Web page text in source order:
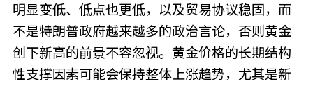
明显变低、低点也更低，以及贸易协议稳固，而
不是特朗普政府越来越多的政治言论，否则黄金
创下新高的前景不容忽视。黄金价格的长期结构
性支撑因素可能会保持整体上涨趋势，尤其是新